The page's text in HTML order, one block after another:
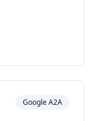
Google A2A